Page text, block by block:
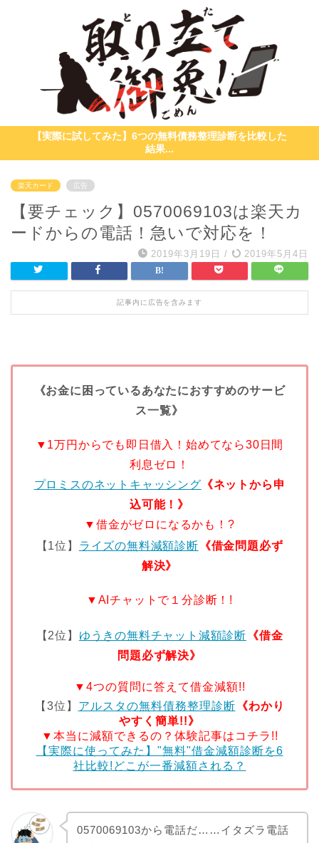
【実際に試してみた】6つの無料債務整理診断を比較した
結果...
楽天カード 広告
【要チェック】0570069103は楽天カ
ードからの電話！急いで対応を！
2019年3月19日 / 2019年5月4日
記事内に広告を含みます
《お金に困っているあなたにおすすめのサービ
ス一覧》
▼1万円からでも即日借入！始めてなら30日間
利息ゼロ！
プロミスのネットキャッシング 《ネットから申
込可能！》
▼借金がゼロになるかも！?
【1位】 ライズの無料減額診断
《借金問題必ず
解決》
▼AIチャットで１分診断！!
【2位】 ゆうきの無料チャット減額診断
《借金
問題必ず解決》
▼4つの質問に答えて借金減額!!
【3位】 アルスタの無料債務整理診断 《わかり
やすく簡単!!》
▼本当に減額できるの？体験記事はコチラ!!
【実際に使ってみた】"無料"借金減額診断を6
社比較!どこが一番減額される？
0570069103から電話だ……イタズラ電話